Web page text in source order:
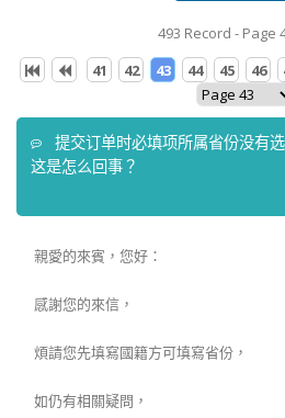
493 Record - Page
41
42 43 44 45 46
提交订单时必填项所属省份没有
这是怎么回事？
親愛的來賓，您好：
感謝您的來信，
煩請您先填寫國籍方可填寫省份，
如仍有相關疑問，